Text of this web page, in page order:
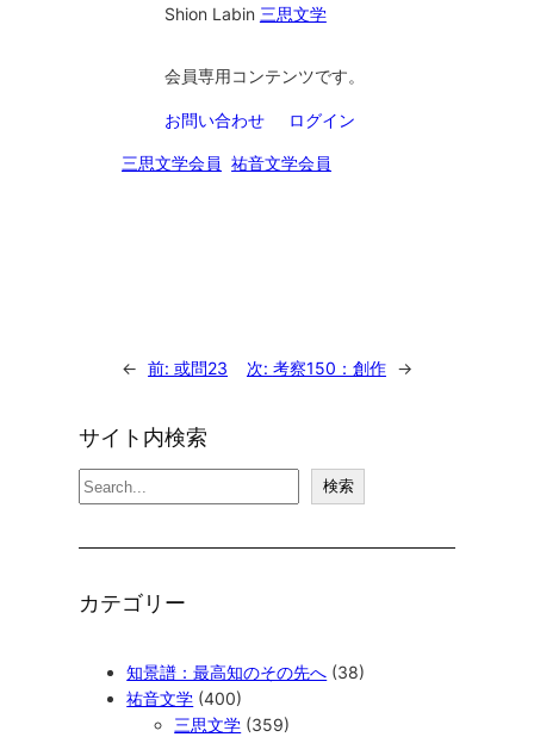
Shion Labin 三思文学
会員専用コンテンツです。
お問い合わせ ログイン
三思文学会員 祐音文学会員
← 前:或問23 次: 考察150：創作 →
サイト内検索
検
索
検索
カテゴリー
知景譜：最高知のその先へ (38)
祐音文学 (400)
三思文学 (359)